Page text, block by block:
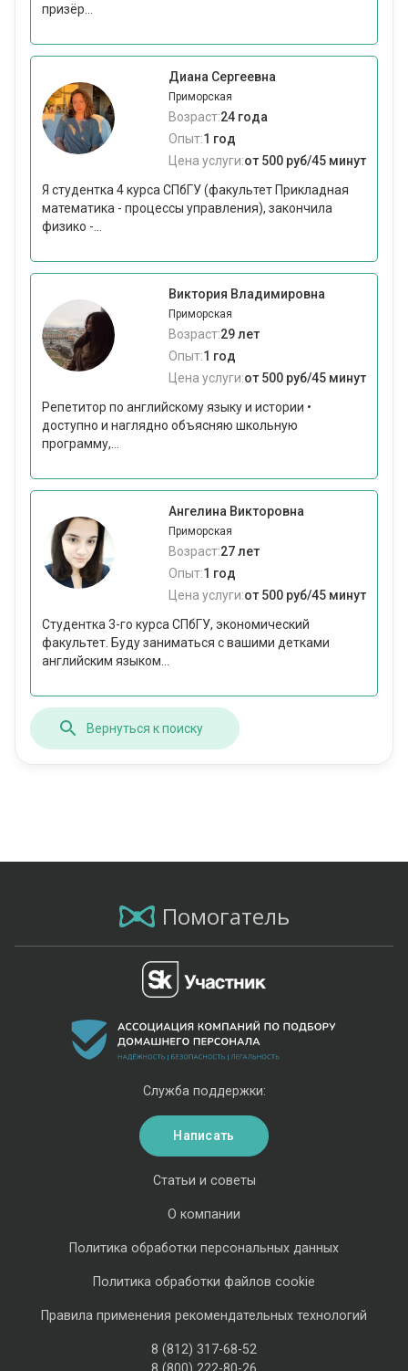
призёр...
Диана Сергеевна
Приморская
Возраст:24 года
Опыт:1 год
Цена услуги:от 500 руб/45 минут
Я студентка 4 курса СПбГУ (факультет Прикладная
математика - процессы управления), закончила
физико -...
Виктория Владимировна
Приморская
Возраст:29 лет
Опыт:1 год
Цена услуги:от 500 руб/45 минут
Репетитор по английскому языку и истории •
доступно и наглядно объясняю школьную
программу,...
Ангелина Викторовна
Приморская
Возраст:27 лет
Опыт:1 год
Цена услуги:от 500 руб/45 минут
Студентка 3-го курса СПбГУ, экономический
факультет. Буду заниматься с вашими детками
английским языком...
Вернуться к поиску
Помогатель
Статьи и советы
О компании
Политика обработки персональных данных
Политика обработки файлов cookie
Правила применения рекомендательных технологий
8 (812) 317-68-52
Служба поддержки:
Написать